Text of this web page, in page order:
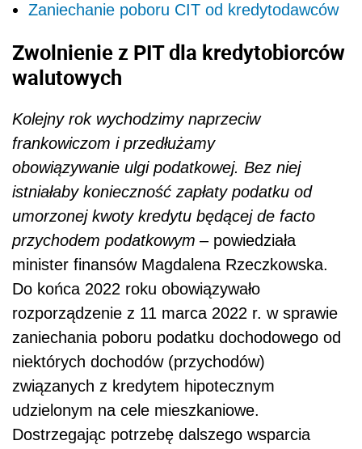
Zaniechanie poboru CIT od kredytodawców
Zwolnienie z PIT dla kredytobiorców
walutowych
Kolejny rok wychodzimy naprzeciw
frankowiczom i przedłużamy
obowiązywanie ulgi podatkowej. Bez niej
istniałaby konieczność zapłaty podatku od
umorzonej kwoty kredytu będącej de facto
przychodem podatkowym – powiedziała
minister finansów Magdalena Rzeczkowska.
Do końca 2022 roku obowiązywało
rozporządzenie z 11 marca 2022 r. w sprawie
zaniechania poboru podatku dochodowego od
niektórych dochodów (przychodów)
związanych z kredytem hipotecznym
udzielonym na cele mieszkaniowe.
Dostrzegając potrzebę dalszego wsparcia